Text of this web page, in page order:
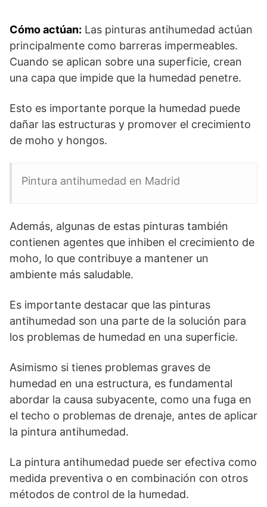
Cómo actúan: Las pinturas antihumedad actúan
principalmente como barreras impermeables.
Cuando se aplican sobre una superficie, crean
una capa que impide que la humedad penetre.
Esto es importante porque la humedad puede
dañar las estructuras y promover el crecimiento
de moho y hongos.
Pintura antihumedad en Madrid
Además, algunas de estas pinturas también
contienen agentes que inhiben el crecimiento de
moho, lo que contribuye a mantener un
ambiente más saludable.
Es importante destacar que las pinturas
antihumedad son una parte de la solución para
los problemas de humedad en una superficie.
Asimismo si tienes problemas graves de
humedad en una estructura, es fundamental
abordar la causa subyacente, como una fuga en
el techo o problemas de drenaje, antes de aplicar
la pintura antihumedad.
La pintura antihumedad puede ser efectiva como
medida preventiva o en combinación con otros
métodos de control de la humedad.